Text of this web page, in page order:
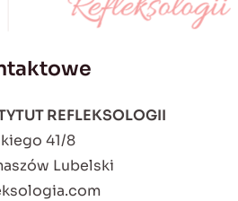
REFLEKSOLOGII
41/8
Lubelski